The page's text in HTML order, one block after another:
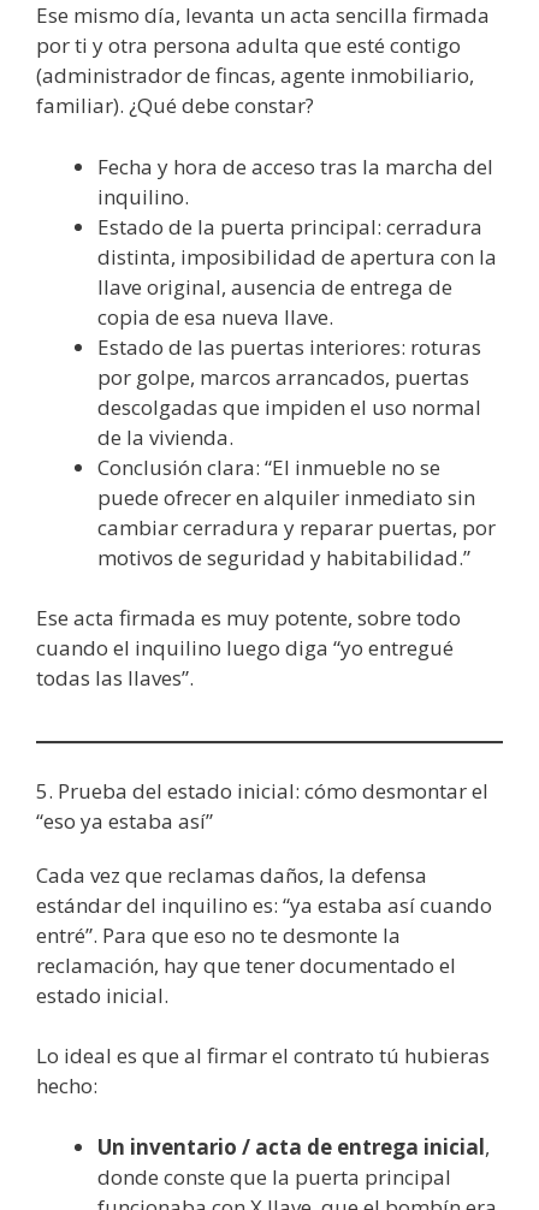
Ese mismo día, levanta un acta sencilla firmada
por ti y otra persona adulta que esté contigo
(administrador de fincas, agente inmobiliario,
familiar). ¿Qué debe constar?
Fecha y hora de acceso tras la marcha del
inquilino.
Estado de la puerta principal: cerradura
distinta, imposibilidad de apertura con la
llave original, ausencia de entrega de
copia de esa nueva llave.
Estado de las puertas interiores: roturas
por golpe, marcos arrancados, puertas
descolgadas que impiden el uso normal
de la vivienda.
Conclusión clara: “El inmueble no se
puede ofrecer en alquiler inmediato sin
cambiar cerradura y reparar puertas, por
motivos de seguridad y habitabilidad.”
Ese acta firmada es muy potente, sobre todo
cuando el inquilino luego diga “yo entregué
todas las llaves”.
5. Prueba del estado inicial: cómo desmontar el
“eso ya estaba así”
Cada vez que reclamas daños, la defensa
estándar del inquilino es: “ya estaba así cuando
entré”. Para que eso no te desmonte la
reclamación, hay que tener documentado el
estado inicial.
Lo ideal es que al firmar el contrato tú hubieras
hecho:
Un inventario / acta de entrega inicial,
donde conste que la puerta principal